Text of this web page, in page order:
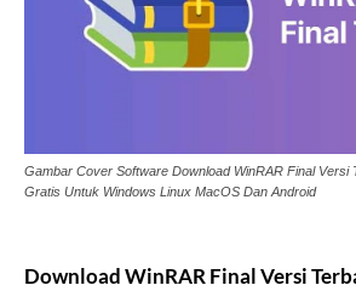
Gambar Cover Software Download WinRAR Final Versi
Gratis Untuk Windows Linux MacOS Dan Android
Download WinRAR Final Versi